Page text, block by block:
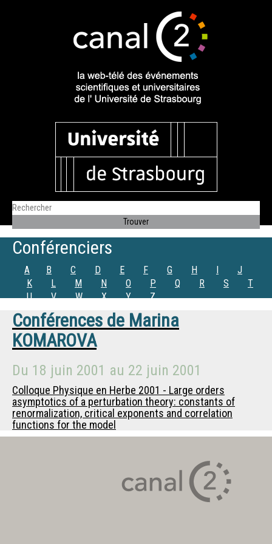
Conférenciers
A B C D E F G H I
J
K
L M N O P Q R S
T
U
V W X Y Z
Conférences de Marina
KOMAROVA
Du 18 juin 2001 au 22 juin 2001
Colloque Physique en Herbe 2001 - Large orders
asymptotics of a perturbation theory: constants of
renormalization, critical exponents and correlation
functions for the model